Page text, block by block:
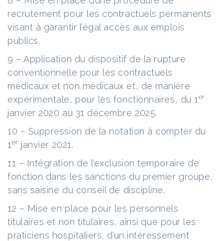
recrutement pour les contractuels permanents
visant à garantir l’égal accès aux emplois
publics.
9 – Application du dispositif de la rupture
conventionnelle pour les contractuels
médicaux et non médicaux et, de manière
expérimentale, pour les fonctionnaires, du 1 er
janvier 2020 au 31 décembre 2025.
10 – Suppression de la notation à compter du
1 er janvier 2021.
11 – Intégration de l’exclusion temporaire de
fonction dans les sanctions du premier groupe,
sans saisine du conseil de discipline.
12 – Mise en place pour les personnels
titulaires et non titulaires, ainsi que pour les
praticiens hospitaliers, d’un intéressement